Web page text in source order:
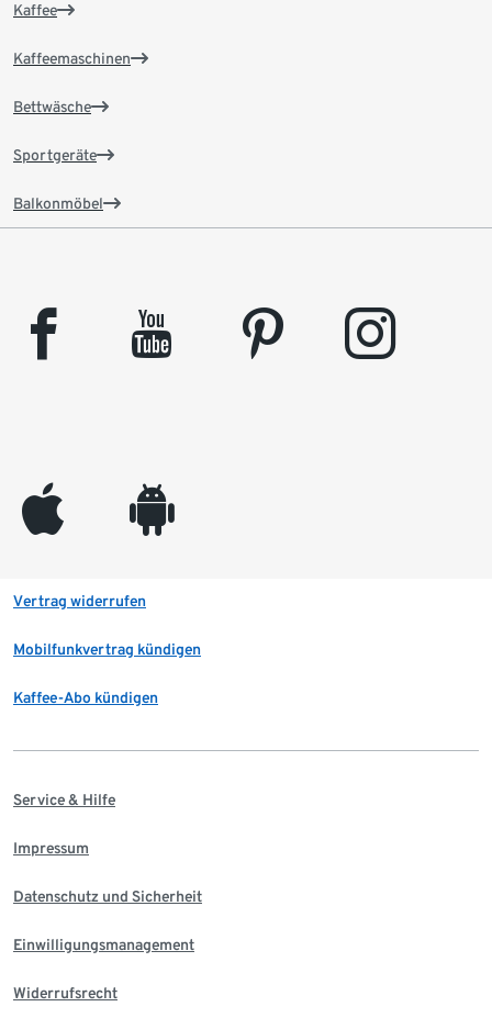
Kaffee
Kaffeemaschinen
Bettwäsche
Sportgeräte
Balkonmöbel
facebook youtube pinterest instagram
appleinc android
Vertrag widerrufen
Mobilfunkvertrag kündigen
Kaffee-Abo kündigen
Service & Hilfe
Impressum
Datenschutz und Sicherheit
Einwilligungsmanagement
Widerrufsrecht